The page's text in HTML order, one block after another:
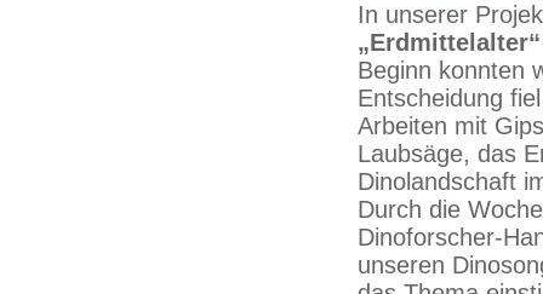
In unserer
„Erdmittelalter“
Beginn konnten
Entscheidung
Arbeiten mit
Laubsäge, das
Dinolandschaft
Durch die
Dinoforscher-
unseren